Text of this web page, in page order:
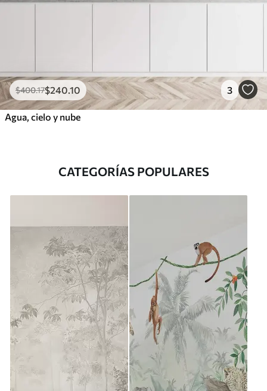
$400.17$240 .10 3
Agua, cielo y nube
CATEGORÍAS POPULARES